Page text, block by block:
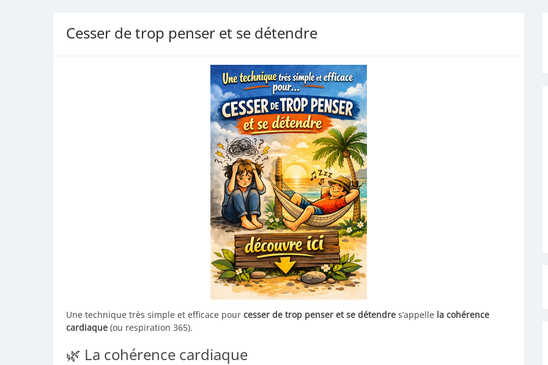
Cesser de trop penser et se détendre
Une technique très simple et efficace pour cesser de trop penser et se détendre s’appelle la cohérence
cardiaque (ou respiration 365).
🌿 La cohérence cardiaque